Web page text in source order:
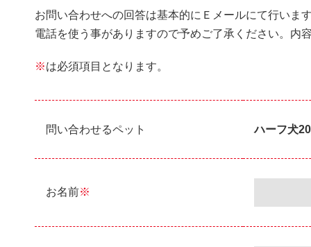
お問い合わせへの回答は基本的にＥメールにて行いま
電話を使う事がありますので予めご了承ください。内
※は必須項目となります。
問い合わせるペット ハーフ犬
お名前※